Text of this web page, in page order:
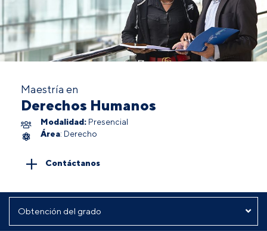
Maestría en
Derechos Humanos
Modalidad: Presencial
Área: Derecho
Contáctanos